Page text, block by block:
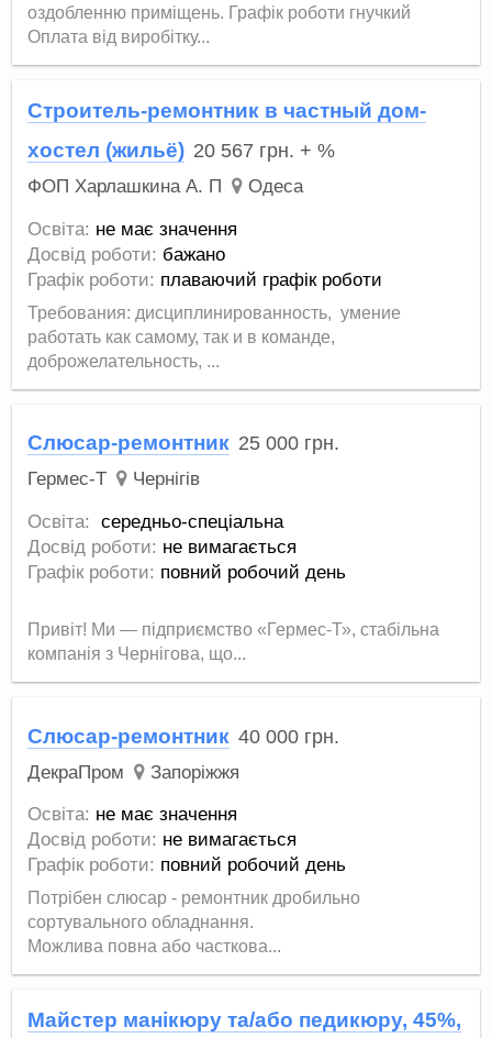
оздобленню приміщень. Графік роботи гнучкий
Оплата від виробітку...
Строитель-ремонтник в частный дом-
хостел (жильё) 20 567 грн. + %
ФОП Харлашкина А. П Одеса
Освіта: не має значення
Досвід роботи: бажано
Графік роботи: плаваючий графік роботи
Требования: дисциплинированность, умение
работать как самому, так и в команде,
доброжелательность, ...
Слюсар-ремонтник 25 000 грн.
Гермес-Т Чернігів
Освіта:
середньо-спеціальна
Досвід роботи: не вимагається
Графік роботи: повний робочий день
Привіт! Ми — підприємство «Гермес-Т», стабільна
компанія з Чернігова, що...
Слюсар-ремонтник 40 000 грн.
ДекраПром Запоріжжя
Освіта: не має значення
Досвід роботи: не вимагається
Графік роботи: повний робочий день
Потрібен слюсар - ремонтник дробильно
сортувального обладнання.
Можлива повна або часткова...
Майстер манікюру та/або педикюру, 45%,